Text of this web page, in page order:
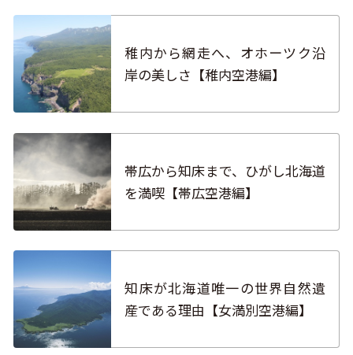
稚内から網走へ、オホーツク沿
岸の美しさ【稚内空港編】
帯広から知床まで、ひがし北海道
を満喫【帯広空港編】
知床が北海道唯一の世界自然遺
産である理由【女満別空港編】